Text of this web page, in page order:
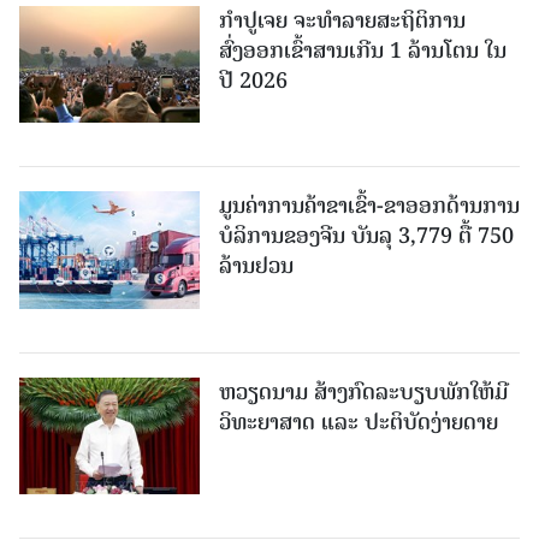
ກຳປູເຈຍ ຈະທຳລາຍສະຖິຕິການ
ສົ່ງອອກເຂົ້າສານເກີນ 1 ລ້ານໂຕນ ໃນ
ປີ 2026
ມູນຄ່າການຄ້າຂາເຂົ້າ-ຂາອອກດ້ານການ
ບໍລິການຂອງຈີນ ບັນລຸ 3,779 ຕື້ 750
ລ້ານຢວນ
ຫວຽດນາມ ສ້າງກົດລະບຽບພັກໃຫ້ມີ
ວິທະຍາສາດ ແລະ ປະຕິບັດງ່າຍດາຍ